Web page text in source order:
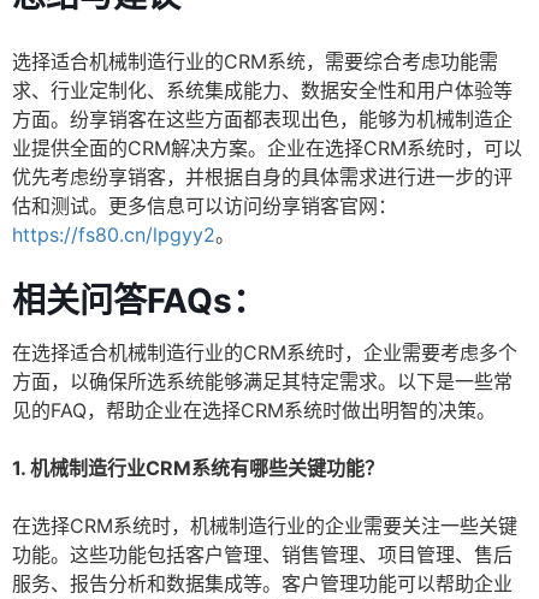
选择适合机械制造行业的CRM系统，需要综合考虑功能需
求、行业定制化、系统集成能力、数据安全性和用户体验等
方面。纷享销客在这些方面都表现出色，能够为机械制造企
业提供全面的CRM解决方案。企业在选择CRM系统时，可以
优先考虑纷享销客，并根据自身的具体需求进行进一步的评
估和测试。更多信息可以访问纷享销客官网：
https://fs80.cn/lpgyy2。
相关问答FAQs：
在选择适合机械制造行业的CRM系统时，企业需要考虑多个
方面，以确保所选系统能够满足其特定需求。以下是一些常
见的FAQ，帮助企业在选择CRM系统时做出明智的决策。
1. 机械制造行业CRM系统有哪些关键功能？
在选择CRM系统时，机械制造行业的企业需要关注一些关键
功能。这些功能包括客户管理、销售管理、项目管理、售后
服务、报告分析和数据集成等。客户管理功能可以帮助企业